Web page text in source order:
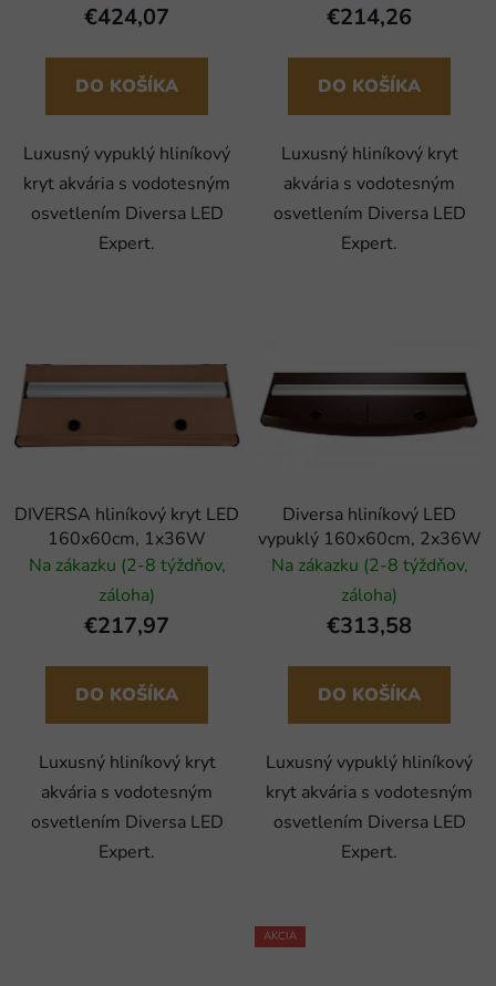
€424,07
DO KOŠÍKA
Luxusný vypuklý hliníkový
kryt akvária s vodotesným
osvetlením Diversa LED
Expert.
€214,26
DO KOŠÍKA
Luxusný hliníkový kryt
akvária s vodotesným
osvetlením Diversa LED
Expert.
DIVERSA hliníkový kryt LED
160x60cm, 1x36W
Na zákazku (2-8 týždňov,
záloha)
€217,97
DO KOŠÍKA
Luxusný hliníkový kryt
akvária s vodotesným
osvetlením Diversa LED
Expert.
Diversa hliníkový LED
vypuklý 160x60cm, 2x36W
Na zákazku (2-8 týždňov,
záloha)
€313,58
DO KOŠÍKA
Luxusný vypuklý hliníkový
kryt akvária s vodotesným
osvetlením Diversa LED
Expert.
AKCIA